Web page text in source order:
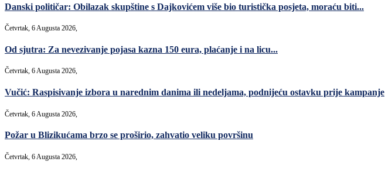
Danski političar: Obilazak skupštine s Dajkovićem više bio turistička posjeta, moraću biti...
Četvrtak, 6 Augusta 2026,
Od sjutra: Za nevezivanje pojasa kazna 150 eura, plaćanje i na licu...
Četvrtak, 6 Augusta 2026,
Vučić: Raspisivanje izbora u narednim danima ili nedeljama, podnijeću ostavku prije kampanje
Četvrtak, 6 Augusta 2026,
Požar u Blizikućama brzo se proširio, zahvatio veliku površinu
Četvrtak, 6 Augusta 2026,